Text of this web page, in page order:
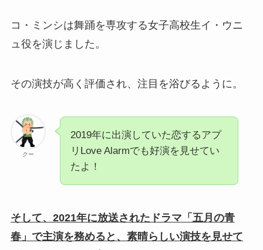
コ・ミンシは舞踊を専攻する女子高校生イ・ウニ
ュ役を演じました。
その演技が高く評価され、注目を浴びるように。
クー
2019年に出演していた恋するアプ
リLove Alarmでも好演を見せてい
たよ！
そして、2021年に放送されたドラマ「五月の青
春」で主演を務めると、素晴らしい演技を見せて